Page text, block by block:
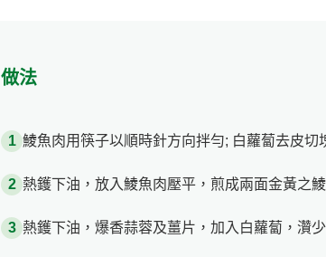
做法
鯪魚肉用筷子以順時針方向拌勻; 白蘿蔔去皮切
熱鑊下油，放入鯪魚肉壓平，煎成兩面金黃之
熱鑊下油，爆香蒜蓉及薑片，加入白蘿蔔，灒